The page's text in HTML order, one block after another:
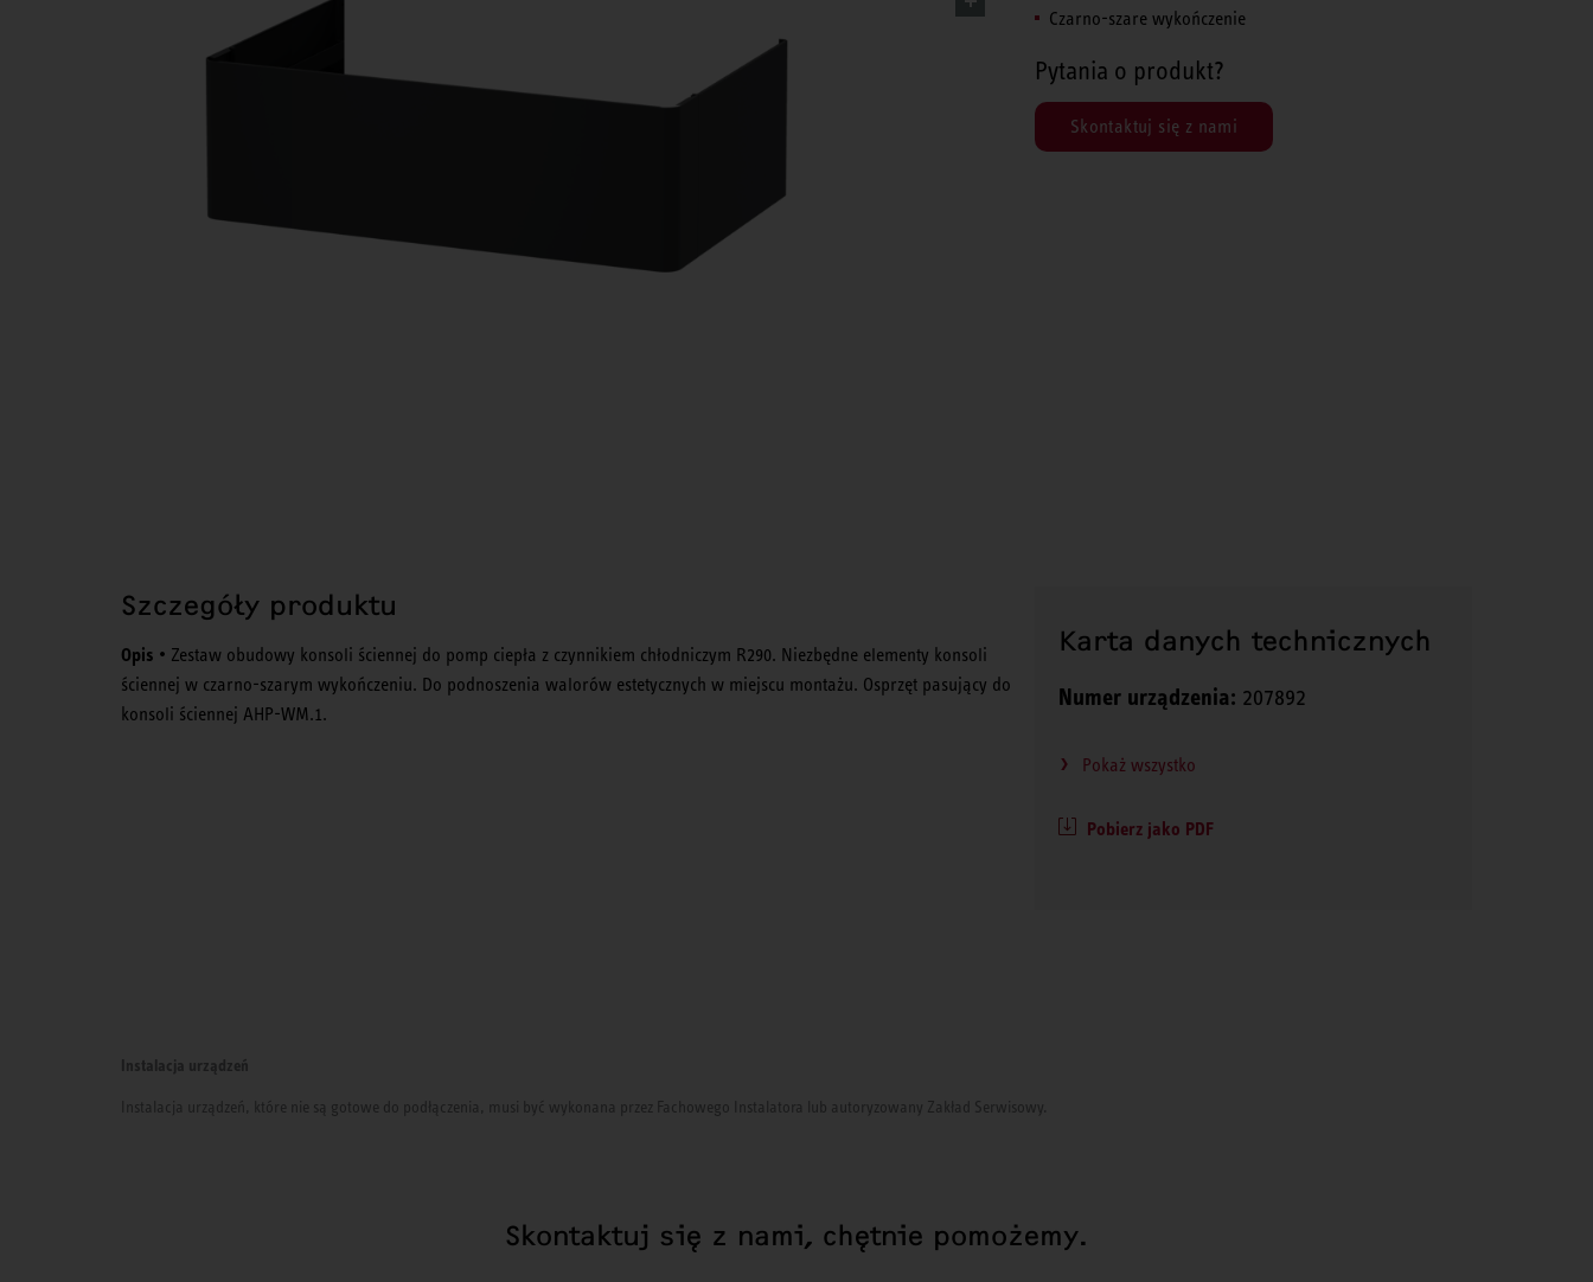
Czarno-szare wykończenie
Pytania o produkt?
Skontaktuj się z nami
Szczegóły produktu
Opis • Zestaw obudowy konsoli ściennej do pomp ciepła z czynnikiem chłodniczym R290. Niezbędne elementy konsoli
ściennej w czarno-szarym wykończeniu. Do podnoszenia walorów estetycznych w miejscu montażu. Osprzęt pasujący do
konsoli ściennej AHP-WM.1.
Karta danych technicznych
Numer urządzenia: 207892
Pokaż wszystko
Pobierz jako PDF
Instalacja urządzeń
Instalacja urządzeń, które nie są gotowe do podłączenia, musi być wykonana przez Fachowego Instalatora lub autoryzowany Zakład Serwisowy.
Skontaktuj się z nami, chętnie pomożemy.